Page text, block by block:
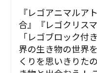
『レゴアニマルア
合』『レゴクリス
「レゴブロック付
界の生き物の世界
くりを思いきりた